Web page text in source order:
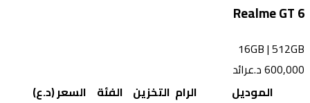
Realme GT 6
16GB|512GB
600,000د.عرائد
الموديل
الرام التخزين الفئة السعر (د.ع)